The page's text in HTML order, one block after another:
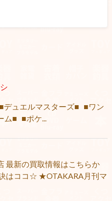
ュエルマスターズ■ ■ワン
ム■ ■ポケ...
最新の買取情報はこちらか
はココ☆ ★OTAKARA月刊マ